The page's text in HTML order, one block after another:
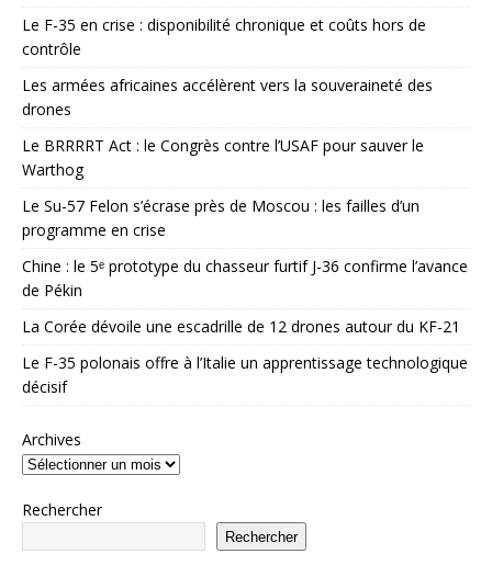
Le F-35 en crise : disponibilité chronique et coûts hors de
contrôle
Les armées africaines accélèrent vers la souveraineté des
drones
Le BRRRRT Act : le Congrès contre l’USAF pour sauver le
Warthog
Le Su-57 Felon s’écrase près de Moscou : les failles d’un
programme en crise
Chine : le 5ᵉ prototype du chasseur furtif J-36 confirme l’avance
de Pékin
La Corée dévoile une escadrille de 12 drones autour du KF-21
Le F-35 polonais offre à l’Italie un apprentissage technologique
décisif
Archives
Rechercher
Rechercher